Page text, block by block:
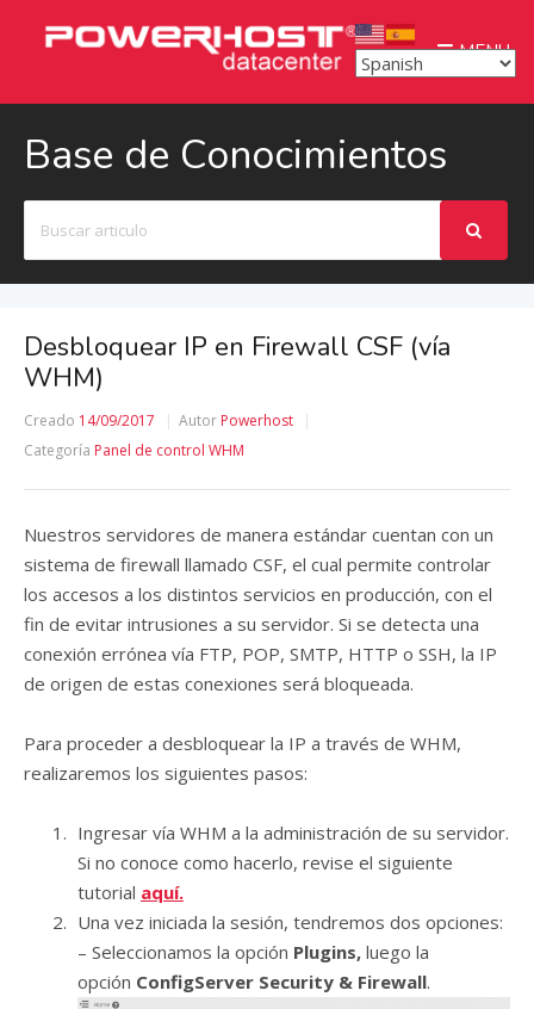
MENU
Base de Conocimientos
Desbloquear IP en Firewall CSF (vía
WHM)
Creado 14/09/2017 Autor Powerhost
Categoría Panel de control WHM
Nuestros servidores de manera estándar cuentan con un
sistema de firewall llamado CSF, el cual permite controlar
los accesos a los distintos servicios en producción, con el
fin de evitar intrusiones a su servidor. Si se detecta una
conexión errónea vía FTP, POP, SMTP, HTTP o SSH, la IP
de origen de estas conexiones será bloqueada.
Para proceder a desbloquear la IP a través de WHM,
realizaremos los siguientes pasos:
Ingresar vía WHM a la administración de su servidor.
Si no conoce como hacerlo, revise el siguiente
tutorial aquí.
Una vez iniciada la sesión, tendremos dos opciones:
– Seleccionamos la opción Plugins, luego la
opción ConfigServer Security & Firewall.